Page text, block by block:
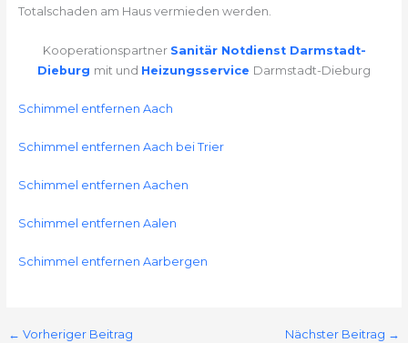
Totalschaden am Haus vermieden werden.
Kooperationspartner Sanitär Notdienst Darmstadt-
Dieburg mit und Heizungsservice Darmstadt-Dieburg
Schimmel entfernen Aach
Schimmel entfernen Aach bei Trier
Schimmel entfernen Aachen
Schimmel entfernen Aalen
Schimmel entfernen Aarbergen
← Vorheriger Beitrag Nächster Beitrag →